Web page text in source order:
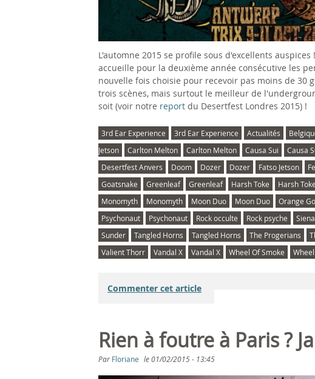
L'automne 2015 se profile sous d'excellents
accueille pour la deuxième année consécutive les
nouvelle fois choisie pour recevoir pas moins de 30
trois scènes, mais surtout le meilleur de
soit (voir notre report du Desertfest Londres 2015) !
3rd Ear Experience 3rd Ear Experience Actualités
Jetson
Carlton Melton Carlton Melton Causa Sui Causa
Desertfest Anvers
Doom Dozer Dozer Fatso Jetson
Goatsnake
Greenleaf Greenleaf Harsh Toke Harsh Toke
Monomyth
Monomyth Moon Duo Moon Duo Orange
Psychonaut
Psychonaut Rock occulte Rock psyche
Sunder
Tangled Horns Tangled Horns The Progerians
Valient Thorr
Vandal X Vandal X Wheel Of Smoke
Commenter cet article
Rien à foutre à Paris ?
Par Floriane le01/02/2015 - 13:45